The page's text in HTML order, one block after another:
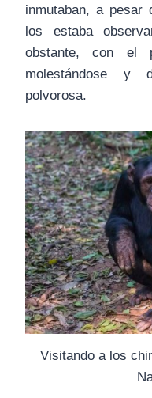
inmutaban, a pesar
los estaba
obstante, con el
molestándose y
polvorosa.
Visitando a los